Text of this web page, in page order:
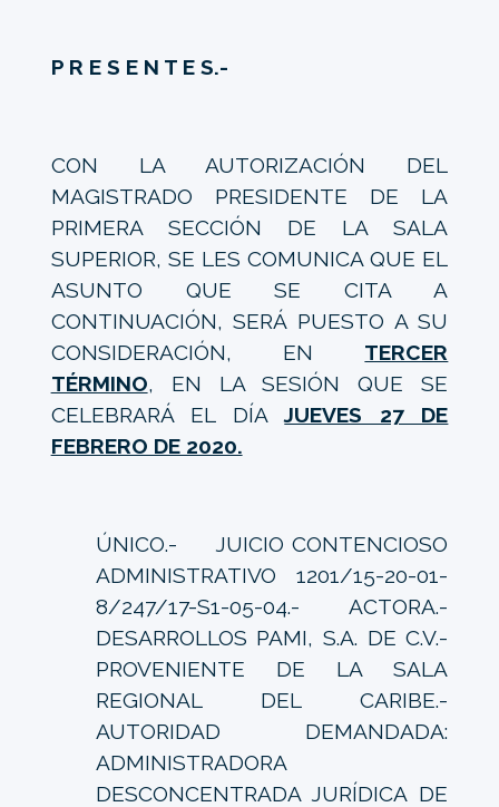
P R E S E N T E S.-
CON LA AUTORIZACIÓN DEL
MAGISTRADO PRESIDENTE DE LA
PRIMERA SECCIÓN DE LA SALA
SUPERIOR, SE LES COMUNICA QUE EL
ASUNTO QUE SE CITA A
CONTINUACIÓN, SERÁ PUESTO A SU
CONSIDERACIÓN, EN TERCER
TÉRMINO, EN LA SESIÓN QUE SE
CELEBRARÁ EL DÍAJUEVES 27 DE
FEBRERO DE 2020.
ÚNICO.- JUICIO CONTENCIOSO
ADMINISTRATIVO 1201/15-20-01-
8/247/17-S1-05-04.- ACTORA.-
DESARROLLOS PAMI, S.A. DE C.V.-
PROVENIENTE DE LA SALA
REGIONAL DEL CARIBE.-
AUTORIDAD DEMANDADA:
ADMINISTRADORA
DESCONCENTRADA JURÍDICA DE